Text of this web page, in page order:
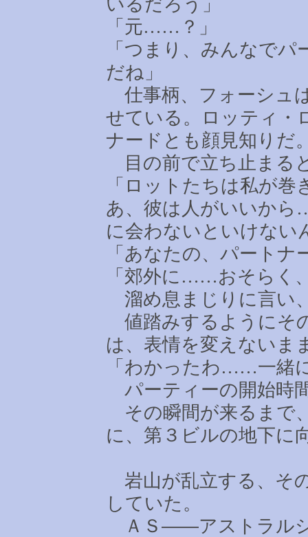
「元…… ？」
「つまり、みんなで
だね」
仕事柄、フォーシュ
せている。ロッティ・
ナードとも顔見知りだ
目の前で立ち止まる
「ロットたちは私が
あ、彼は人がいいから
に会わないといけない
「あなたの、パート
「郊外に ……おそらく
溜め息まじりに言い
値踏みするようにそ
は、表情を変えないま
「わかったわ……一緒
パーティーの開始時
その瞬間が来るまで
に、第３ビルの地下に
岩山が乱立する、そ
していた。
ＡＳ――アストラルシ